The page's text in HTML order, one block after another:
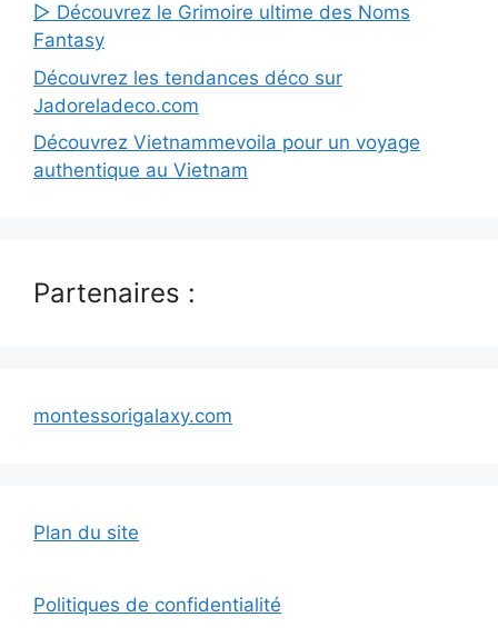
▷ Découvrez le Grimoire ultime des Noms
Fantasy
Découvrez les tendances déco sur
Jadoreladeco.com
Découvrez Vietnammevoila pour un voyage
authentique au Vietnam
Partenaires :
montessorigalaxy.com
Plan du site
Politiques de confidentialité